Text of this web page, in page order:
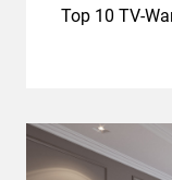
Top 10 TV-